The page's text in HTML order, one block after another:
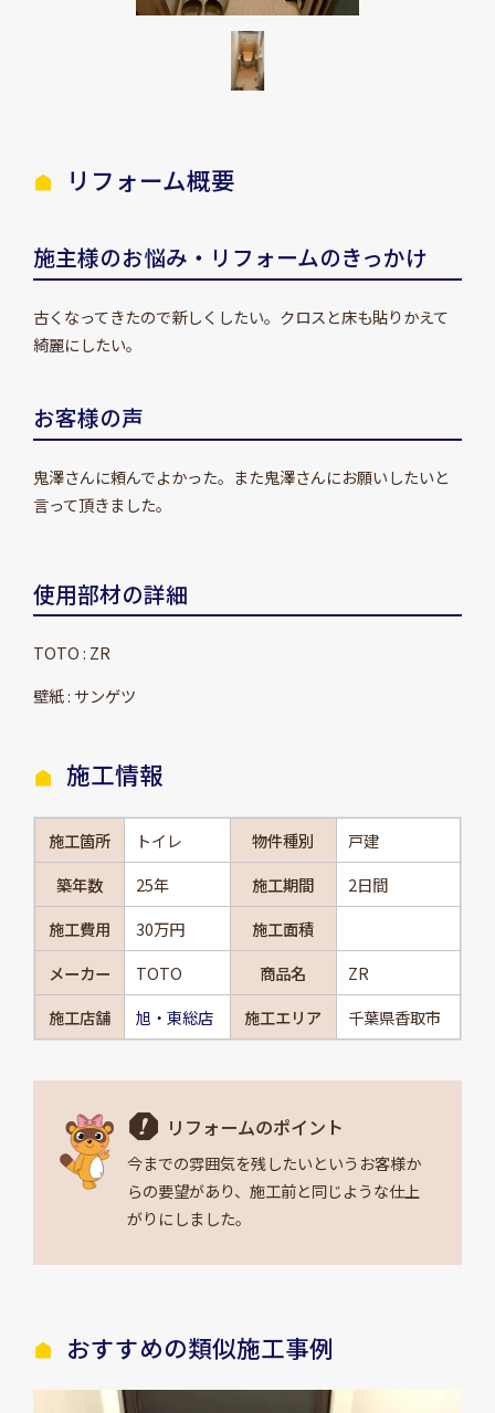
リフォーム概要
施主様のお悩み・リフォームのきっかけ
古くなってきたので新しくしたい。クロスと床も貼りかえて
綺麗にしたい。
お客様の声
鬼澤さんに頼んでよかった。また鬼澤さんにお願いしたいと
言って頂きました。
使用部材の詳細
TOTO : ZR
壁紙 : サンゲツ
施工情報
施工箇所 トイレ 物件種別
戸建
築年数
25年 施工期間
2日間
施工費用
30万円
施工面積
メーカー
TOTO 商品名
ZR
施工店舗
旭・東総店 施工エリア 千葉県香取市
リフォームのポイント
今までの雰囲気を残したいというお客様か
らの要望があり、施工前と同じような仕上
がりにしました。
おすすめの類似施工事例